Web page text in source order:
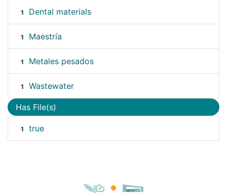
1 Dental materials
1 Maestría
1 Metales pesados
1 Wastewater
Has File(s)
1 true